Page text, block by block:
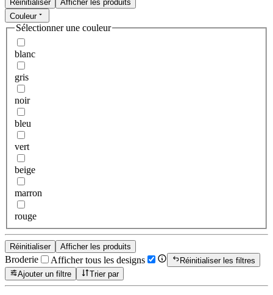
Réinitialiser
Afficher les produits
Couleur
Sélectionner une couleur
blanc
gris
noir
bleu
vert
beige
marron
rouge
Réinitialiser Afficher les produits
Broderie Afficher tous les designs
Réinitialiser les filtres
Ajouter un filtre
Trier par